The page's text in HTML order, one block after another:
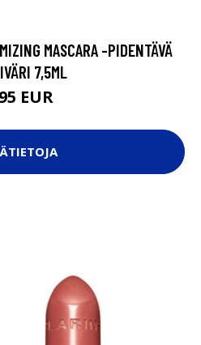
MASCARA -PIDENTÄVÄ
7,5ML
EUR